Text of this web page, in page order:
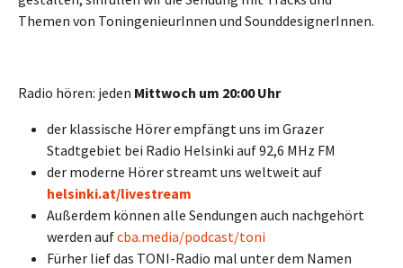
Themen von ToningenieurInnen und SounddesignerInnen.
Radio hören: jeden Mittwoch um 20:00 Uhr
der klassische Hörer empfängt uns im Grazer
Stadtgebiet bei Radio Helsinki auf 92,6 MHz FM
der moderne Hörer streamt uns weltweit auf
helsinki.at/livestream
Außerdem können alle Sendungen auch nachgehört
werden aufcba.media/podcast/toni
Fürher lief das TONI-Radio mal unter dem Namen